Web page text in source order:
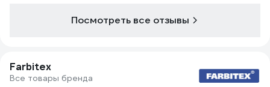
В целом, FARBITEX ПРОФИ использую
слой). Грунтовка экономичная и
надежная - можно использовать.
Посмотреть все отзывы
Farbitex
Все товары бренда